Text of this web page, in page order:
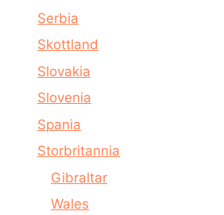
Serbia
Skottland
Slovakia
Slovenia
Spania
Storbritannia
Gibraltar
Wales